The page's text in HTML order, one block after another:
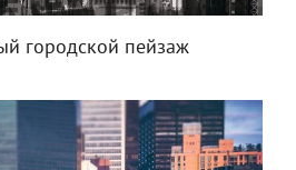
городской пейзаж